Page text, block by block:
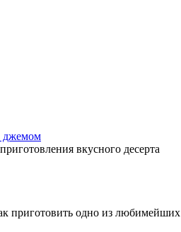
джемом
вкусного десерта
приготовить одно из любимейших